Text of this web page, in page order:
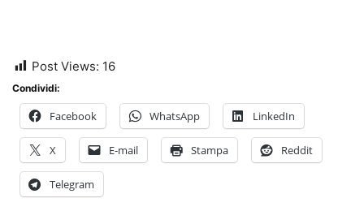
Post Views: 16
Condividi:
Facebook WhatsApp LinkedIn
X E-mail Stampa Reddit
Telegram